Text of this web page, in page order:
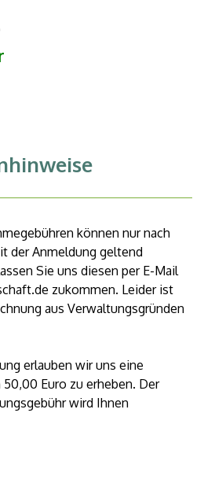
können nur nach
der Anmeldung geltend
Sie uns diesen per E-Mail
zukommen. Leider ist
aus Verwaltungsgründen
erlauben wir uns eine
Euro zu erheben. Der
wird Ihnen